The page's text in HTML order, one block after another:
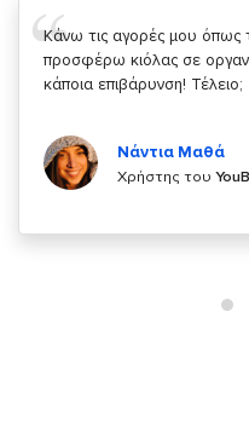
Σας ευχαριστώ που μας
κάτι!
Χρήστης του